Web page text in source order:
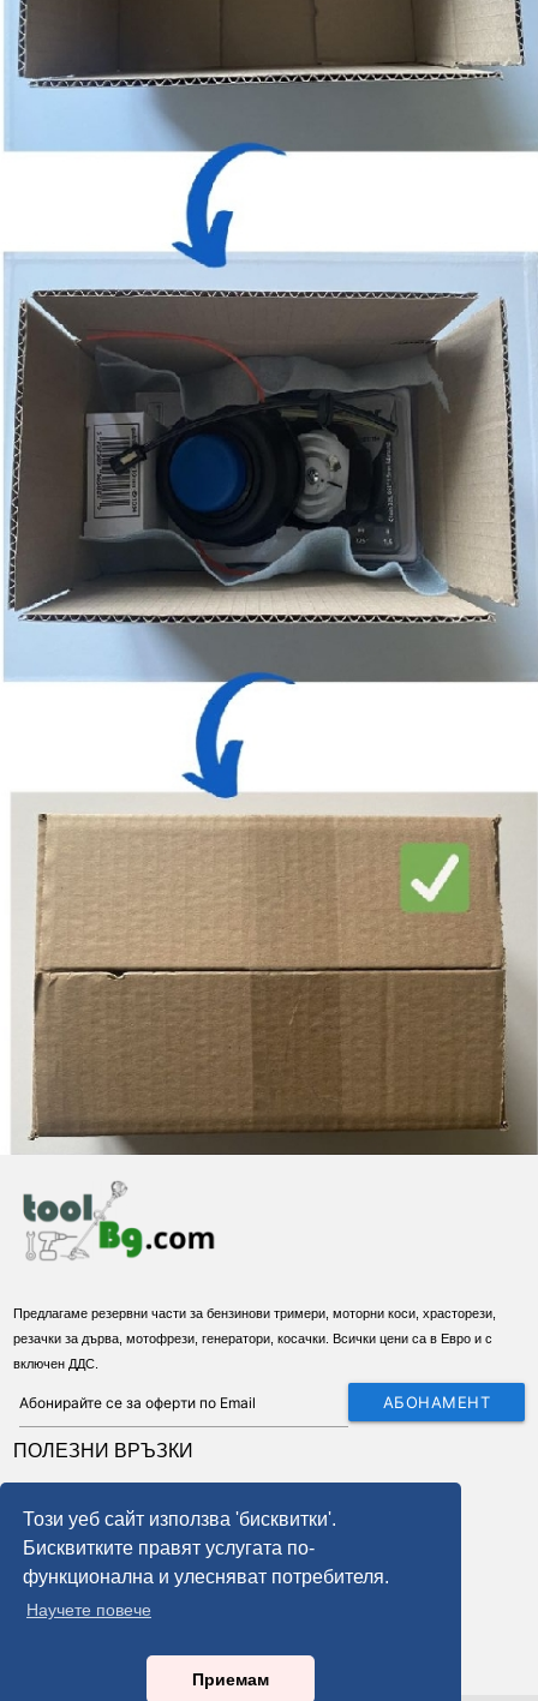
Този уеб сайт използва 'бисквитки'.
Бисквитките правят услугата по-
функционална и улесняват потребителя.
Научете повече
Приемам
Предлагаме резервни части за бензинови тримери, моторни коси, храсторези,
резачки за дърва, мотофрези, генератори, косачки. Всички цени са в Евро и с
включен ДДС.
АБОНАМЕНТ
ПОЛЕЗНИ ВРЪЗКИ
Условия
Доставка
Връщане на стока